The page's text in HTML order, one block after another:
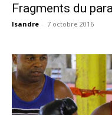
Fragments du
Isandre - 7 octobre 2016